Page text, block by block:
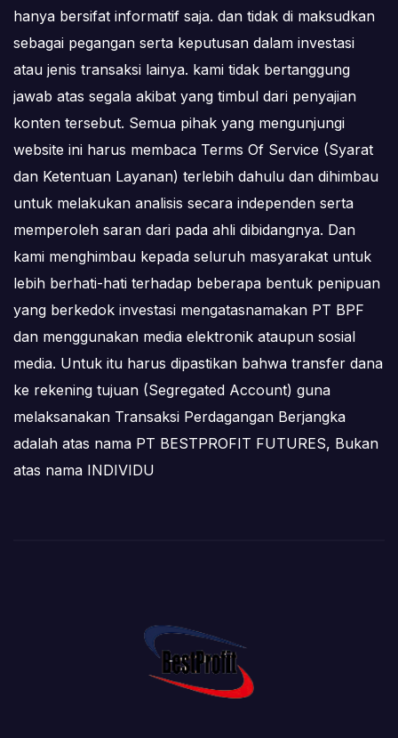
hanya bersifat informatif saja. dan tidak di maksudkan
sebagai pegangan serta keputusan dalam investasi
atau jenis transaksi lainya. kami tidak bertanggung
jawab atas segala akibat yang timbul dari penyajian
konten tersebut. Semua pihak yang mengunjungi
website ini harus membaca Terms Of Service (Syarat
dan Ketentuan Layanan) terlebih dahulu dan dihimbau
untuk melakukan analisis secara independen serta
memperoleh saran dari pada ahli dibidangnya. Dan
kami menghimbau kepada seluruh masyarakat untuk
lebih berhati-hati terhadap beberapa bentuk penipuan
yang berkedok investasi mengatasnamakan PT BPF
dan menggunakan media elektronik ataupun sosial
media. Untuk itu harus dipastikan bahwa transfer dana
ke rekening tujuan (Segregated Account) guna
melaksanakan Transaksi Perdagangan Berjangka
adalah atas nama PT BESTPROFIT FUTURES, Bukan
atas nama INDIVIDU